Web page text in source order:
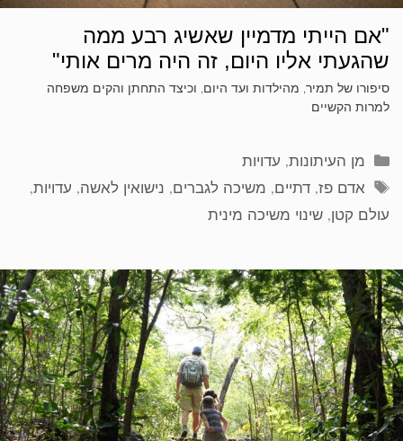
"אם הייתי מדמיין שאשיג רבע ממה
שהגעתי אליו היום, זה היה מרים אותי"
סיפורו של תמיר, מהילדות ועד היום, וכיצד התחתן והקים משפחה
למרות הקשיים
קטגוריות
מן העיתונות, עדויות
תגיות
אדם פז,דתיים, משיכה לגברים, נישואין לאשה, עדויות,
עולם קטן, שינוי משיכה מינית